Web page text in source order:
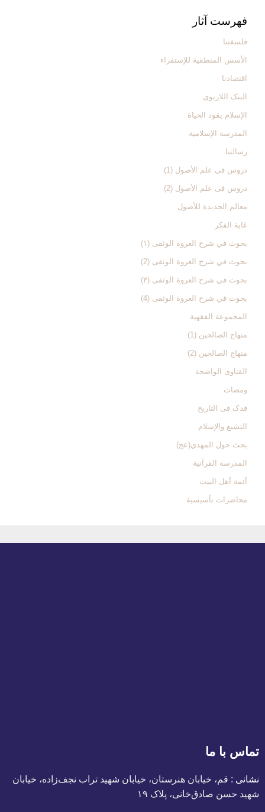
فهرست آثار
فلسفتنا
الأسس المنطقیة للإستقراء
اقتصادنا
البنک اللاربوی
الإسلام یقود الحیاة
المدرسة الإسلامیة
رسالتنا
دروس فی علم الأصول (1)
دروس فی علم الأصول (2)
معالم الجدیدة للأصول
غایة الفکر
بحوث في شرح العروة الوثقی (۱)
بحوث في شرح العروة الوثقی (2)
بحوث في شرح العروة الوثقی (۳)
بحوث في شرح العروة الوثقی (4)
المجموعة الفقهیة
منهاج الصالحین (1)
منهاج الصالحین (2)
الفتاوی الواضحة
ومضات
فدک فی التاریخ
التشیع والإسلام
بحث حول المهدي(عج)
المدرسة القرآنیة
أئمة أهل البیت
محاضرات تأسیسیة
تماس با ما
نشانی : قم، خیابان هنرستان، خیابان شهید تراب نجف‌زاده، خیابان
شهید حسن صادق‌خانی، پلاک ١٩